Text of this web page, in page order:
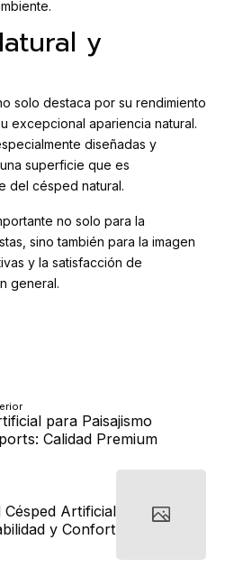
y
solo destaca por su rendimiento
excepcional apariencia natural.
diseñadas y
superficie que es
del césped natural.
no solo para la
sino también para la imagen
y la satisfacción de
general.
para Paisajismo
Calidad Premium
Césped Artificial
y Confort